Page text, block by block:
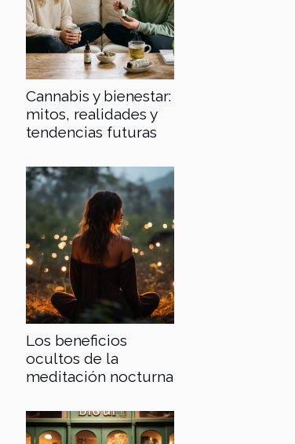
Cannabis y bienestar:
mitos, realidades y
tendencias futuras
Los beneficios
ocultos de la
meditación nocturna